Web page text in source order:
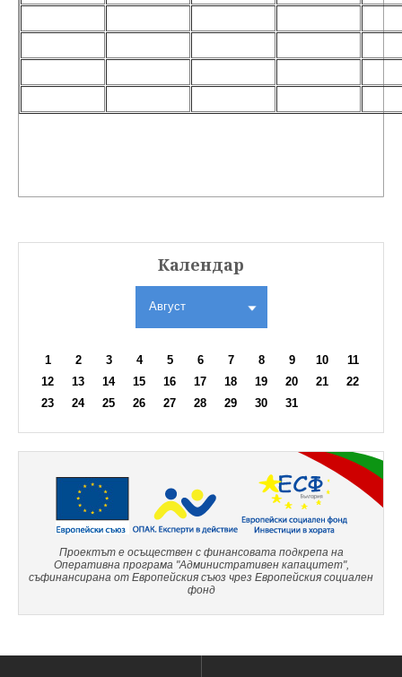
Календар
Август
1 2 3 4 5 6 7 8 9 10
11
12
13 14 15 16 17 18 19 20 21
22
23
24 25 26 27 28 29 30 31
Проектът е осъществен с финансовата подкрепа на
Оперативна програма "Административен капацитет",
съфинансирана от Европейския съюз чрез Европейския социален
фонд